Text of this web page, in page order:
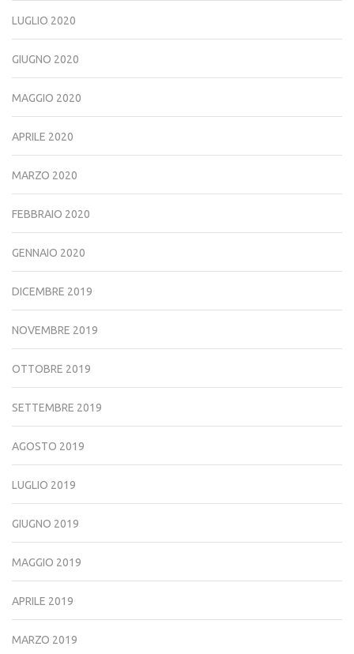
LUGLIO 2020
GIUGNO 2020
MAGGIO 2020
APRILE 2020
MARZO 2020
FEBBRAIO 2020
GENNAIO 2020
DICEMBRE 2019
NOVEMBRE 2019
OTTOBRE 2019
SETTEMBRE 2019
AGOSTO 2019
LUGLIO 2019
GIUGNO 2019
MAGGIO 2019
APRILE 2019
MARZO 2019